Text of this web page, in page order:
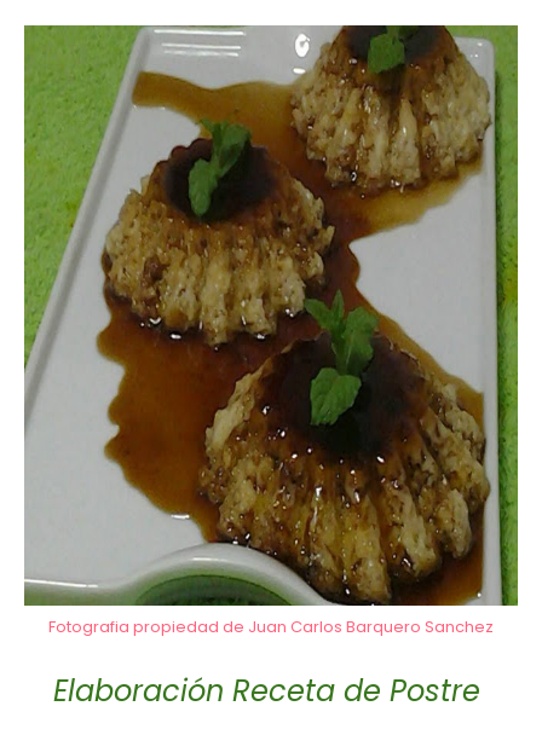
Fotografia propiedad de Juan Carlos Barquero Sanchez
Elaboración Receta de Postre